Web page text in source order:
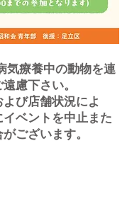
気療養中の動物を連
慮下さい。
び店舗状況によ
イベントを中止また
ございます。​